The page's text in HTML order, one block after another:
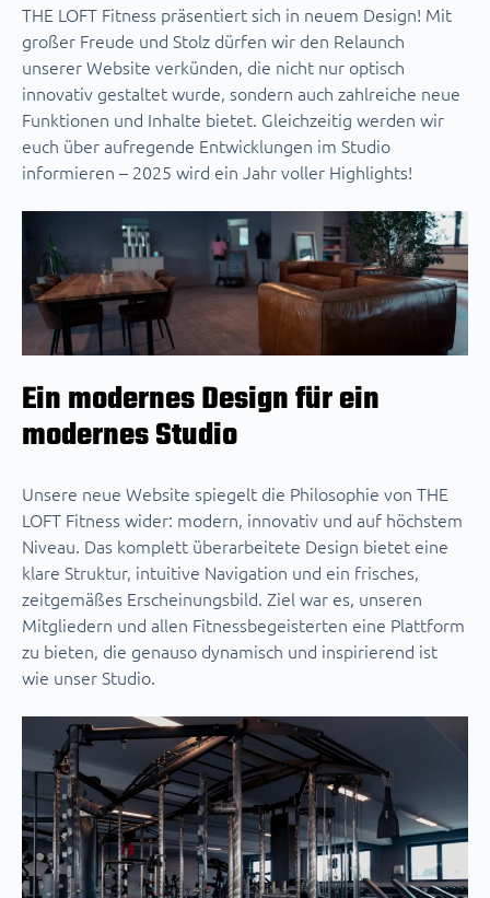
THE LOFT Fitness präsentiert sich in neuem Design! Mit
großer Freude und Stolz dürfen wir den Relaunch
unserer Website verkünden, die nicht nur optisch
innovativ gestaltet wurde, sondern auch zahlreiche neue
Funktionen und Inhalte bietet. Gleichzeitig werden wir
euch über aufregende Entwicklungen im Studio
informieren – 2025 wird ein Jahr voller Highlights!
Ein modernes Design für ein
modernes Studio
Unsere neue Website spiegelt die Philosophie von THE
LOFT Fitness wider: modern, innovativ und auf höchstem
Niveau. Das komplett überarbeitete Design bietet eine
klare Struktur, intuitive Navigation und ein frisches,
zeitgemäßes Erscheinungsbild. Ziel war es, unseren
Mitgliedern und allen Fitnessbegeisterten eine Plattform
zu bieten, die genauso dynamisch und inspirierend ist
wie unser Studio.